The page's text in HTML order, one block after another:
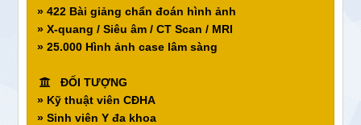
» 422 Bài giảng chẩn đoán hình ảnh
» X-quang / Siêu âm / CT Scan / MRI
» 25.000 Hình ảnh case lâm sàng
ĐỐI TƯỢNG
» Kỹ thuật viên CĐHA
» Sinh viên Y đa khoa